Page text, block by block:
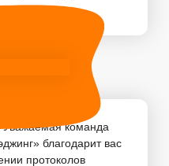
пр...
Уважаемая команда
благодарит вас
протоколов